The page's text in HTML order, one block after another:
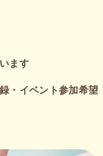
ます
・イベント参加希望